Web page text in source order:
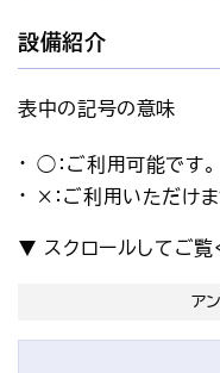
設備紹介
表中の記号の意味
◯：ご利用可能です。
×：ご利用いただけま
ア